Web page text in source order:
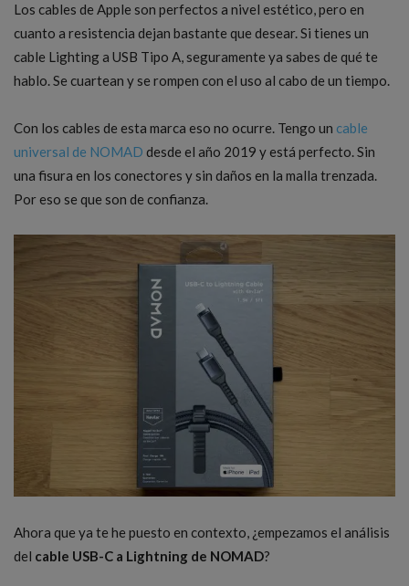
Los cables de Apple son perfectos a nivel estético, pero en
cuanto a resistencia dejan bastante que desear. Si tienes un
cable Lighting a USB Tipo A, seguramente ya sabes de qué te
hablo. Se cuartean y se rompen con el uso al cabo de un tiempo.
Con los cables de esta marca eso no ocurre. Tengo un cable
universal de NOMAD desde el año 2019 y está perfecto. Sin
una fisura en los conectores y sin daños en la malla trenzada.
Por eso se que son de confianza.
Ahora que ya te he puesto en contexto, ¿empezamos el análisis
del cable USB-C a Lightning de NOMAD?